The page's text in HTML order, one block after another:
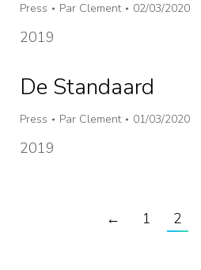
Press Par Clement 02/03/2020
2019
De Standaard
Press Par Clement 01/03/2020
2019
← 1 2